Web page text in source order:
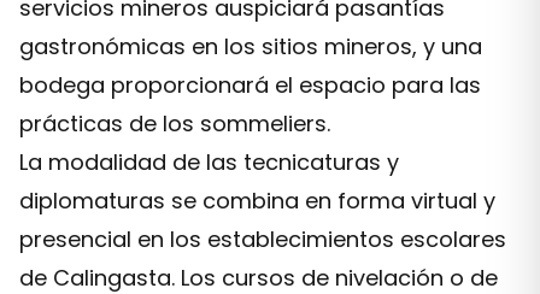
servicios mineros auspiciará pasantías
gastronómicas en los sitios mineros, y una
bodega proporcionará el espacio para las
prácticas de los sommeliers.
La modalidad de las tecnicaturas y
diplomaturas se combina en forma virtual y
presencial en los establecimientos escolares
de Calingasta. Los cursos de nivelación o de